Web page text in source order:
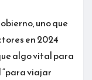
uno que
en 2024
algo vital para
viajar